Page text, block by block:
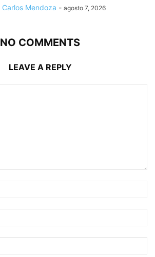
Carlos Mendoza - agosto 7, 2026
NO COMMENTS
LEAVE A REPLY